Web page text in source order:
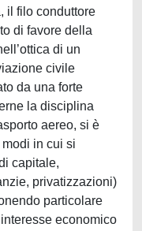
il filo conduttore
di favore della
di un
civile
da una forte
la disciplina
aereo, si è
in cui si
capitale,
privatizzazioni)
particolare
economico